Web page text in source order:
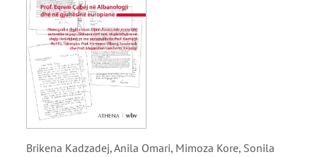
Brikena Kadzadej, Anila Omari, Mimoza Kore, Sonila